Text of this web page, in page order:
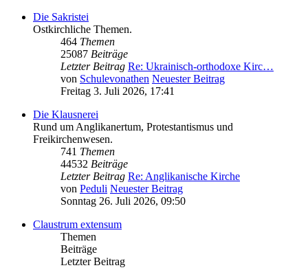
Die Sakristei
Ostkirchliche Themen.
464 Themen
25087 Beiträge
Letzter Beitrag Re: Ukrainisch-orthodoxe Kirc…
von Schulevonathen Neuester Beitrag
Freitag 3. Juli 2026, 17:41
Die Klausnerei
Rund um Anglikanertum, Protestantismus und
Freikirchenwesen.
741 Themen
44532 Beiträge
Letzter Beitrag Re: Anglikanische Kirche
von Peduli Neuester Beitrag
Sonntag 26. Juli 2026, 09:50
Claustrum extensum
Themen
Beiträge
Letzter Beitrag